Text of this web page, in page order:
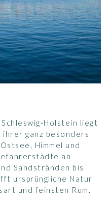
Holstein liegt
ganz besonders
Himmel und
an
Sandstränden bis
ursprüngliche Natur
und feinsten Rum.